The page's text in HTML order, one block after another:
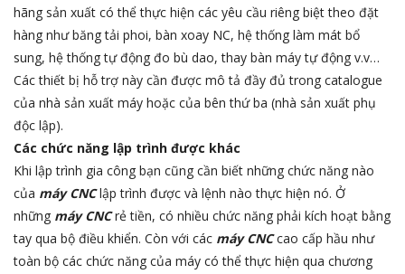
hãng sản xuất có thể thực hiện các yêu cầu riêng biệt theo đặt
hàng như băng tải phoi, bàn xoay NC, hệ thống làm mát bổ
sung, hệ thống tự động đo bù dao, thay bàn máy tự động v.v…
Các thiết bị hỗ trợ này cần được mô tả đầy đủ trong catalogue
của nhà sản xuất máy hoặc của bên thứ ba (nhà sản xuất phụ
độc lập).
Các chức năng lập trình được khác
Khi lập trình gia công bạn cũng cần biết những chức năng nào
của máy CNClập trình được và lệnh nào thực hiện nó. Ở
những máy CNCrẻ tiền, có nhiều chức năng phải kích hoạt bằng
tay qua bộ điều khiển. Còn với các máy CNCcao cấp hầu như
toàn bộ các chức năng của máy có thể thực hiện qua chương